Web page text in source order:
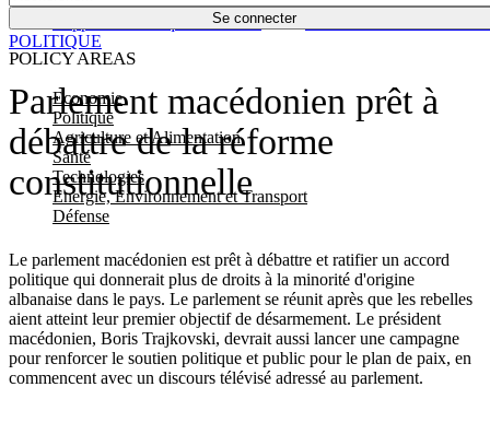
Se connecter
POLICY AREAS
Economie
Politique
Agriculture et Alimentation
Santé
Technologies
Energie, Environnement et Transport
Défense
Économie
Parlement macédonien prêt à
débattre de la réforme
constitutionnelle
Le parlement macédonien est prêt à débattre et ratifier un accord
politique qui donnerait plus de droits à la minorité d'origine
albanaise dans le pays. Le parlement se réunit après que les rebelles
aient atteint leur premier objectif de désarmement. Le président
macédonien, Boris Trajkovski, devrait aussi lancer une campagne
pour renforcer le soutien politique et public pour le plan de paix, en
commencent avec un discours télévisé adressé au parlement.
POLITIQUE